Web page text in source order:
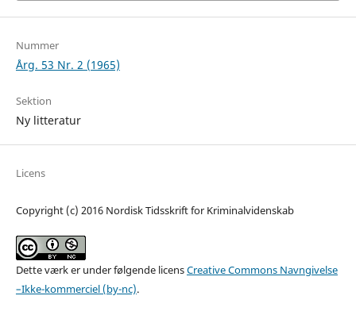
Nummer
Årg. 53 Nr. 2 (1965)
Sektion
Ny litteratur
Licens
Copyright (c) 2016 Nordisk Tidsskrift for Kriminalvidenskab
Dette værk er under følgende licensCreative Commons Navngivelse
–Ikke-kommerciel (by-nc).